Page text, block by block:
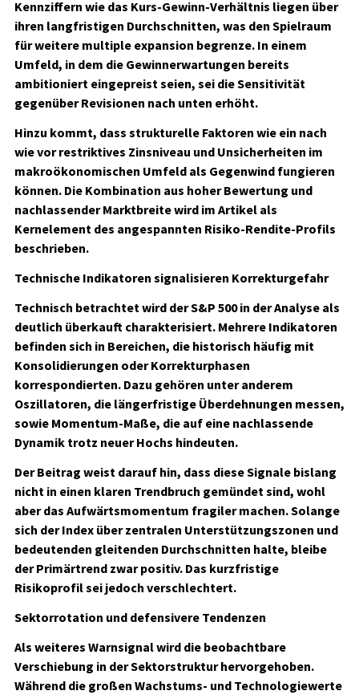
Kennziffern wie das Kurs-Gewinn-Verhältnis liegen über
ihren langfristigen Durchschnitten, was den Spielraum
für weitere multiple expansion begrenze. In einem
Umfeld, in dem die Gewinnerwartungen bereits
ambitioniert eingepreist seien, sei die Sensitivität
gegenüber Revisionen nach unten erhöht.
Hinzu kommt, dass strukturelle Faktoren wie ein nach
wie vor restriktives Zinsniveau und Unsicherheiten im
makroökonomischen Umfeld als Gegenwind fungieren
können. Die Kombination aus hoher Bewertung und
nachlassender Marktbreite wird im Artikel als
Kernelement des angespannten Risiko-Rendite-Profils
beschrieben.
Technische Indikatoren signalisieren Korrekturgefahr
Technisch betrachtet wird der S&P 500 in der Analyse als
deutlich überkauft charakterisiert. Mehrere Indikatoren
befinden sich in Bereichen, die historisch häufig mit
Konsolidierungen oder Korrekturphasen
korrespondierten. Dazu gehören unter anderem
Oszillatoren, die längerfristige Überdehnungen messen,
sowie Momentum-Maße, die auf eine nachlassende
Dynamik trotz neuer Hochs hindeuten.
Der Beitrag weist darauf hin, dass diese Signale bislang
nicht in einen klaren Trendbruch gemündet sind, wohl
aber das Aufwärtsmomentum fragiler machen. Solange
sich der Index über zentralen Unterstützungszonen und
bedeutenden gleitenden Durchschnitten halte, bleibe
der Primärtrend zwar positiv. Das kurzfristige
Risikoprofil sei jedoch verschlechtert.
Sektorrotation und defensivere Tendenzen
Als weiteres Warnsignal wird die beobachtbare
Verschiebung in der Sektorstruktur hervorgehoben.
Während die großen Wachstums- und Technologiewerte